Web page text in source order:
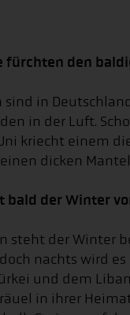
fürchten den
sind in
in der Luft.
kriecht einem
dicken
bald der Winter
steht der Winter
nachts wird
und dem
in ihrer